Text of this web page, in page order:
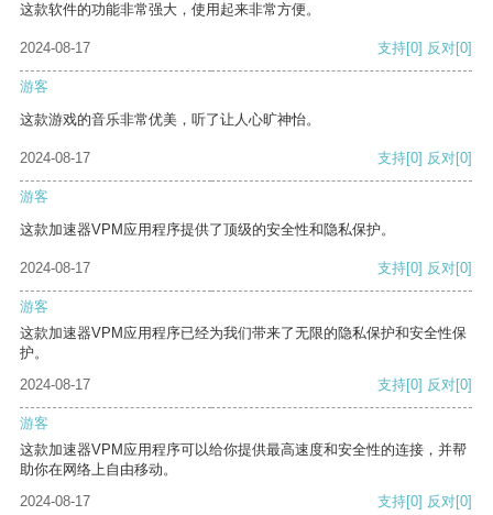
这款软件的功能非常强大，使用起来非常方便。
2024-08-17 支持[0] 反对[0]
游客
这款游戏的音乐非常优美，听了让人心旷神怡。
2024-08-17 支持[0] 反对[0]
游客
这款加速器VPM应用程序提供了顶级的安全性和隐私保护。
2024-08-17 支持[0] 反对[0]
游客
这款加速器VPM应用程序已经为我们带来了无限的隐私保护和安全性保
护。
2024-08-17
支持[0] 反对[0]
游客
这款加速器VPM应用程序可以给你提供最高速度和安全性的连接，并帮
助你在网络上自由移动。
2024-08-17
支持[0] 反对[0]